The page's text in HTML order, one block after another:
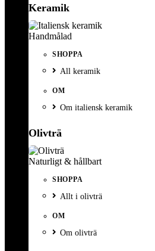
Keramik
Handmålad
SHOPPA
All keramik
OM
Om italiensk keramik
Olivträ
Naturligt & hållbart
SHOPPA
Allt i olivträ
OM
Om olivträ